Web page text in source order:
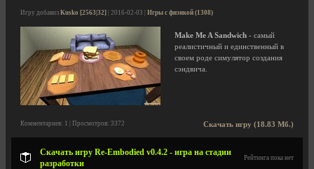
Игру добавил Kusko [2563|32] | 2016-02-03 | Игры с физикой (1308)
Make Me A Sandwich - самый
реалистичный и единственный в
своем роде симулятор создания
сэндвича.
Скачать игру (18.83 Мб.)
Комментариев: 1 | Просмотров: 3372
Скачать игру Re-Embodied v0.4.2 - игра на стадии
разработки
Рейтинга пока нет